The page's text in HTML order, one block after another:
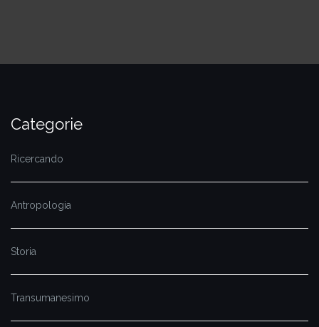
Categorie
Ricercando
Antropologia
Storia
Transumanesimo